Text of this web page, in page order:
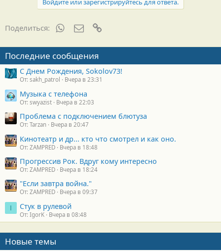
а
р
о
с
т
и
:
Войдите или зарегистрируйтесь для ответа.
Поделиться: WhatsAppЭлектронная почта
Последние сообщения
С Днем Рождения, Sokolov73!
От: sakh_patrol Вчера в 23:31
Музыка с телефона
От: swyazist Вчера в 22:03
Проблема с подключением блютуза
От: Tarzan Вчера в 20:47
Кинотеатр и др... кто что смотрел и как оно.
От: ZAMPRED Вчера в 18:48
Прогрессив Рок. Вдруг кому интересно
От: ZAMPRED Вчера в 18:24
"Если завтра война."
От: ZAMPRED Вчера в 09:37
I Стук в рулевой
От: IgorK Вчера в 08:48
Новые темы